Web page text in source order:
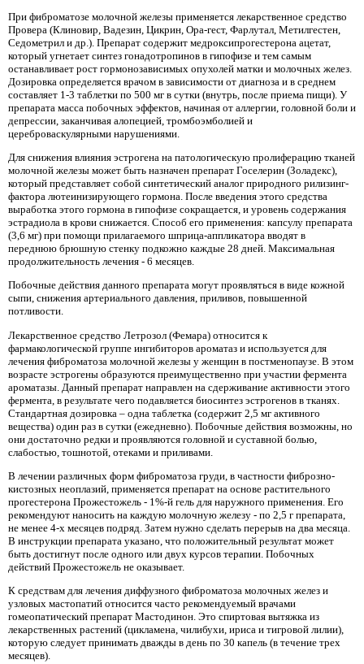
При фиброматозе молочной железы применяется лекарственное средство
Провера (Клиновир, Вадезин, Цикрин, Ора-гест, Фарлутал, Метилгестен,
Седометрил и др.). Препарат содержит медроксипрогестерона ацетат,
который угнетает синтез гонадотропинов в гипофизе и тем самым
останавливает рост гормонозависимых опухолей матки и молочных желез.
Дозировка определяется врачом в зависимости от диагноза и в среднем
составляет 1-3 таблетки по 500 мг в сутки (внутрь, после приема пищи). У
препарата масса побочных эффектов, начиная от аллергии, головной боли и
депрессии, заканчивая алопецией, тромбоэмболией и
цереброваскулярными нарушениями.
Для снижения влияния эстрогена на патологическую пролиферацию тканей
молочной железы может быть назначен препарат Госелерин (Золадекс),
который представляет собой синтетический аналог природного рилизинг-
фактора лютеинизирующего гормона. После введения этого средства
выработка этого гормона в гипофизе сокращается, и уровень содержания
эстрадиола в крови снижается. Способ его применения: капсулу препарата
(3,6 мг) при помощи прилагаемого шприца-аппликатора вводят в
переднюю брюшную стенку подкожно каждые 28 дней. Максимальная
продолжительность лечения - 6 месяцев.
Побочные действия данного препарата могут проявляться в виде кожной
сыпи, снижения артериального давления, приливов, повышенной
потливости.
Лекарственное средство Летрозол (Фемара) относится к
фармакологической группе ингибиторов ароматаз и используется для
лечения фиброматоза молочной железы у женщин в постменопаузе. В этом
возрасте эстрогены образуются преимущественно при участии фермента
ароматазы. Данный препарат направлен на сдерживание активности этого
фермента, в результате чего подавляется биосинтез эстрогенов в тканях.
Стандартная дозировка – одна таблетка (содержит 2,5 мг активного
вещества) один раз в сутки (ежедневно). Побочные действия возможны, но
они достаточно редки и проявляются головной и суставной болью,
слабостью, тошнотой, отеками и приливами.
В лечении различных форм фиброматоза груди, в частности фиброзно-
кистозных неоплазий, применяется препарат на основе растительного
прогестерона Прожестожель - 1%-й гель для наружного применения. Его
рекомендуют наносить на каждую молочную железу - по 2,5 г препарата,
не менее 4-х месяцев подряд. Затем нужно сделать перерыв на два месяца.
В инструкции препарата указано, что положительный результат может
быть достигнут после одного или двух курсов терапии. Побочных
действий Прожестожель не оказывает.
К средствам для лечения диффузного фиброматоза молочных желез и
узловых мастопатий относится часто рекомендуемый врачами
гомеопатический препарат Мастодинон. Это спиртовая вытяжка из
лекарственных растений (цикламена, чилибухи, ириса и тигровой лилии),
которую следует принимать дважды в день по 30 капель (в течение трех
месяцев).